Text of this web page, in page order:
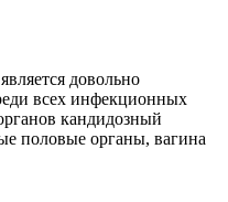
довольно
всех инфекционных
кандидозный
половые органы, вагина